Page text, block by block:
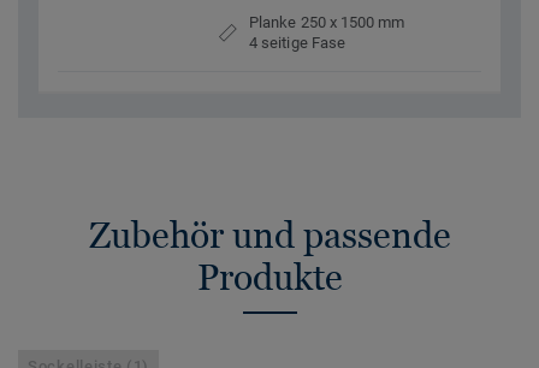
Planke 250 x 1500 mm
4 seitige Fase
Zubehör und passende
Produkte